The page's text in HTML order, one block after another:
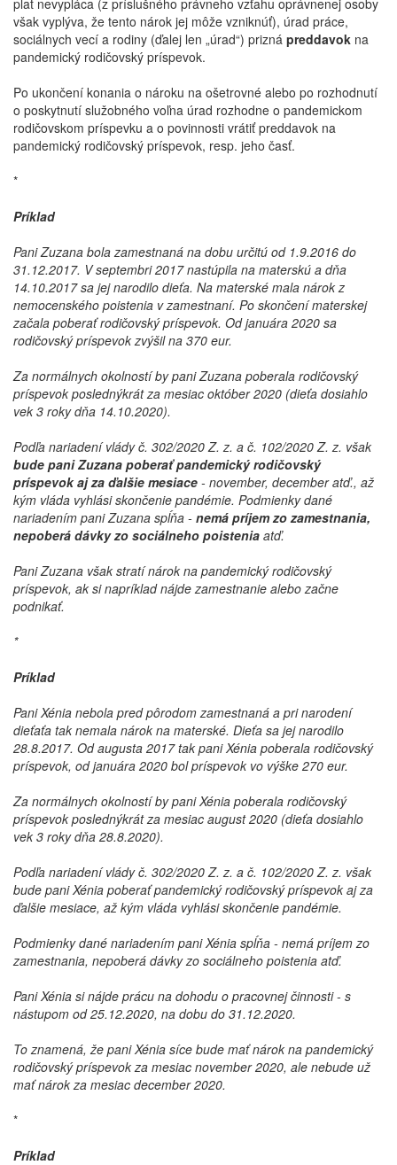
plat nevypláca (z príslušného právneho vzťahu oprávnenej osoby
však vyplýva, že tento nárok jej môže vzniknúť), úrad práce,
sociálnych vecí a rodiny (ďalej len „úrad“) prizná preddavok na
pandemický rodičovský príspevok.
Po ukončení konania o nároku na ošetrovné alebo po rozhodnutí
o poskytnutí služobného voľna úrad rozhodne o pandemickom
rodičovskom príspevku a o povinnosti vrátiť preddavok na
pandemický rodičovský príspevok, resp. jeho časť.
*
Príklad
Pani Zuzana bola zamestnaná na dobu určitú od 1.9.2016 do
31.12.2017. V septembri 2017 nastúpila na materskú a dňa
14.10.2017 sa jej narodilo dieťa. Na materské mala nárok z
nemocenského poistenia v zamestnaní. Po skončení materskej
začala poberať rodičovský príspevok. Od januára 2020 sa
rodičovský príspevok zvýšil na 370 eur.
Za normálnych okolností by pani Zuzana poberala rodičovský
príspevok poslednýkrát za mesiac október 2020 (dieťa dosiahlo
vek 3 roky dňa 14.10.2020).
Podľa nariadení vlády č. 302/2020 Z. z. a č. 102/2020 Z. z. však
bude pani Zuzana poberať pandemický rodičovský
príspevok aj za ďalšie mesiace - november, december atď., až
kým vláda vyhlási skončenie pandémie. Podmienky dané
nariadením pani Zuzana spĺňa - nemá príjem zo zamestnania,
nepoberá dávky zo sociálneho poistenia atď.
Pani Zuzana však stratí nárok na pandemický rodičovský
príspevok, ak si napríklad nájde zamestnanie alebo začne
podnikať.
*
Príklad
Pani Xénia nebola pred pôrodom zamestnaná a pri narodení
dieťaťa tak nemala nárok na materské. Dieťa sa jej narodilo
28.8.2017. Od augusta 2017 tak pani Xénia poberala rodičovský
príspevok, od januára 2020 bol príspevok vo výške 270 eur.
Za normálnych okolností by pani Xénia poberala rodičovský
príspevok poslednýkrát za mesiac august 2020 (dieťa dosiahlo
vek 3 roky dňa 28.8.2020).
Podľa nariadení vlády č. 302/2020 Z. z. a č. 102/2020 Z. z. však
bude pani Xénia poberať pandemický rodičovský príspevok aj za
ďalšie mesiace, až kým vláda vyhlási skončenie pandémie.
Podmienky dané nariadením pani Xénia spĺňa - nemá príjem zo
zamestnania, nepoberá dávky zo sociálneho poistenia atď.
Pani Xénia si nájde prácu na dohodu o pracovnej činnosti - s
nástupom od 25.12.2020, na dobu do 31.12.2020.
To znamená, že pani Xénia síce bude mať nárok na pandemický
rodičovský príspevok za mesiac november 2020, ale nebude už
mať nárok za mesiac december 2020.
*
Príklad